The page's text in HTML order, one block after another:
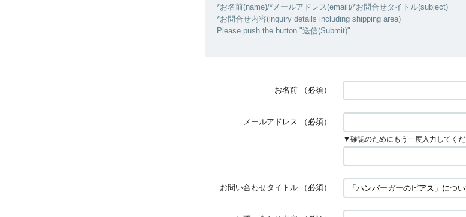
*お名前(name)/*メールアドレス(email)/*お問合せタイトル(subject)
*お問合せ内容(inquiry details including shipping area)
Please push the button "送信(Submit)".
お名前 （必須）
メールアドレス （必須）
▼確認のためにもう一度入力してくだ
お問い合わせタイトル （必須）